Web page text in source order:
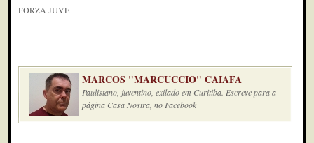
FORZA JUVE
MARCOS "MARCUCCIO" CAIAFA
Paulistano, juventino, exilado em Curitiba. Escreve para a
página Casa Nostra, no Facebook